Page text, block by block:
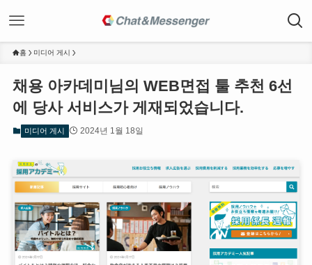
홈 미디어 게시
채용 아카데미님의 WEB면접 툴 추천 6선
에 당사 서비스가 게재되었습니다.
미디어 게시 2024년 1월 18일